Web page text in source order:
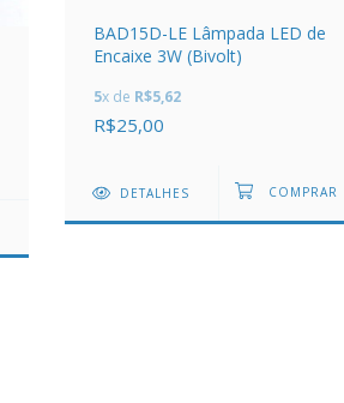
BAD15D-LE Lâmpada LED de
Encaixe 3W (Bivolt)
5x de R$5,62
R$25,00
DETALHES